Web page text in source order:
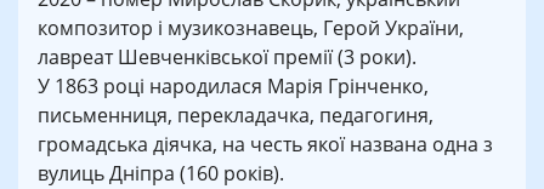
композитор і музикознавець, Герой України,
лавреат Шевченківської премії (3 роки).
У 1863 році народилася Марія Грінченко,
письменниця, перекладачка, педагогиня,
громадська діячка, на честь якої названа одна з
вулиць Дніпра (160 років).